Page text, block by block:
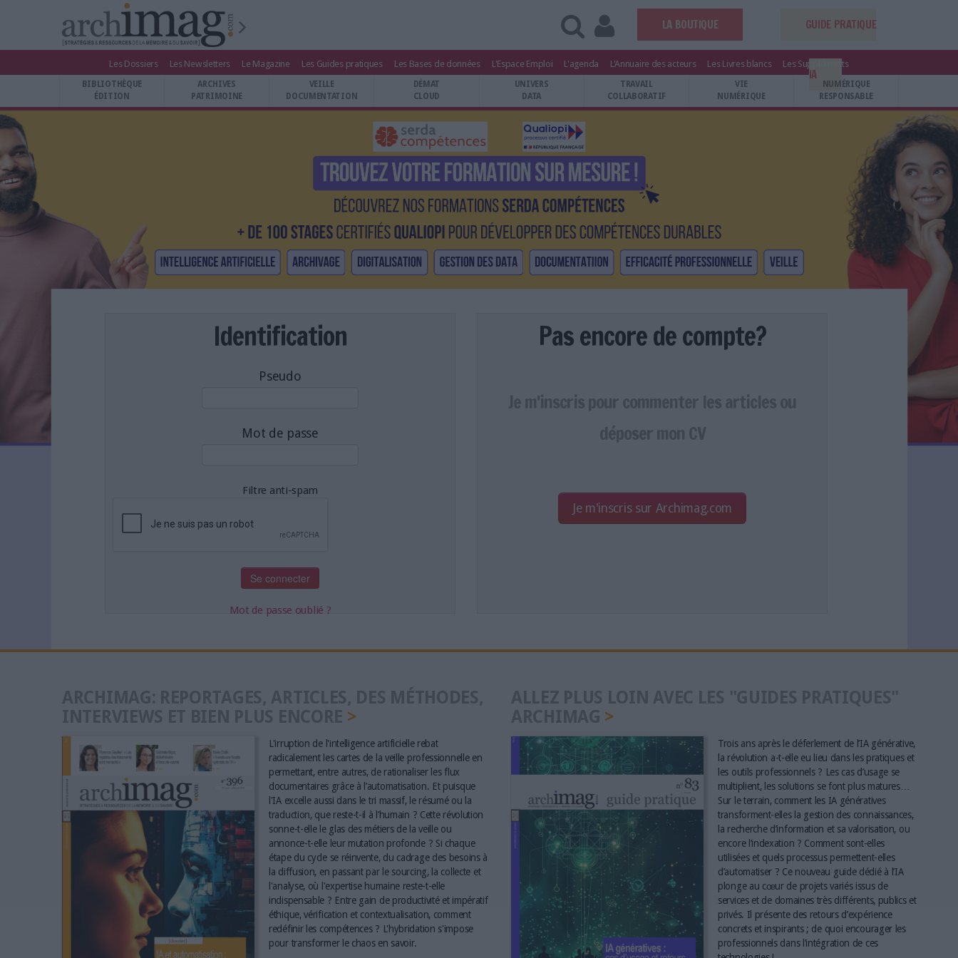
LA BOUTIQUE GUIDE PRATIQUE
IA
BIBLIOTHÈQUE ÉDITION
ARCHIVES PATRIMOINE
VEILLE DOCUMENTATION
UNIVERS DATA
TRAVAIL COLLABORATIF
VIE NUMÉRIQUE
NUMÉRIQUE RESPONSABLE
L'ANNUAIRE DES ACTEURS
NOS OFFRES D'ABONNEMENTS
Les Dossiers Les Newsletters Le Magazine Les Guides pratiques Les Bases de données L'Espace Emploi L'agenda L'Annuaire des acteurs Les Livres blancs Les Suppléments
BIBLIOTHÈQUE
ÉDITION
ARCHIVES
PATRIMOINE
VEILLE
DOCUMENTATION
DÉMAT
CLOUD
UNIVERS
DATA
TRAVAIL
COLLABORATIF
VIE
NUMÉRIQUE
NUMÉRIQUE
RESPONSABLE
Identification
Pseudo
Mot de passe
Filtre anti-spam
Mot de passe oublié ?
Pas encore de compte?
Je m'inscris sur Archimag.com
L'irruption de l'intelligence artificielle rebat
radicalement les cartes de la veille professionnelle en
permettant, entre autres, de rationaliser les flux
documentaires grâce à l’automatisation. Et puisque
l'IA excelle aussi dans le tri massif, le résumé ou la
traduction, que reste-t-il à l’humain ? Cette révolution
sonne-t-elle le glas des métiers de la veille ou
annonce-t-elle leur mutation profonde ? Si chaque
étape du cycle se réinvente, du cadrage des besoins à
la diffusion, en passant par le sourcing, la collecte et
l'analyse, où l'expertise humaine reste-t-elle
indispensable ? Entre gain de productivité et impératif
éthique, vérification et contextualisation, comment
redéfinir les compétences ? L'hybridation s'impose
pour transformer le chaos en savoir.
Trois ans après le déferlement de l’IA générative,
la révolution a-t-elle eu lieu dans les pratiques et
les outils professionnels ? Les cas d’usage se
multiplient, les solutions se font plus matures…
Sur le terrain, comment les IA génératives
transforment-elles la gestion des connaissances,
la recherche d’information et sa valorisation, ou
encore l’indexation ? Comment sont-elles
utilisées et quels processus permettent-elles
d’automatiser ? Ce nouveau guide dédié à l’IA
plonge au cœur de projets variés issus de
services et de domaines très différents, publics et
privés. Il présente des retours d’expérience
concrets et inspirants ; de quoi encourager les
professionnels dans l’intégration de ces